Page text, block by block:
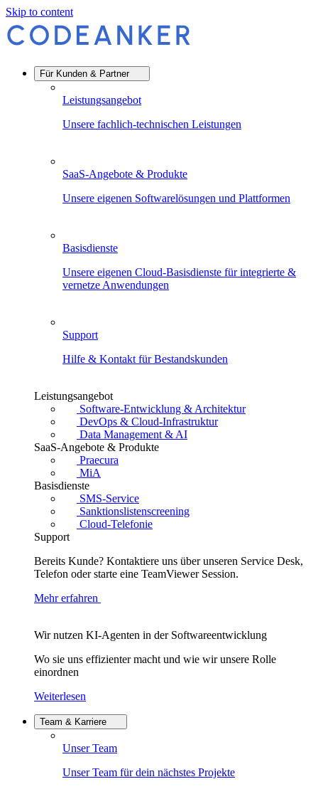
Skip to content
Für Kunden & Partner
Leistungsangebot
Unsere fachlich-technischen Leistungen
SaaS-Angebote & Produkte
Unsere eigenen Softwarelösungen und Plattformen
Basisdienste
Unsere eigenen Cloud-Basisdienste für integrierte &
vernetze Anwendungen
Support
Hilfe & Kontakt für Bestandskunden
Leistungsangebot
Software-Entwicklung & Architektur
DevOps & Cloud-Infrastruktur
Data Management & AI
SaaS-Angebote & Produkte
Praecura
MiA
Basisdienste
SMS-Service
Sanktionslistenscreening
Cloud-Telefonie
Support
Bereits Kunde? Kontaktiere uns über unseren Service Desk,
Telefon oder starte eine TeamViewer Session.
Mehr erfahren
Wir nutzen KI-Agenten in der Softwareentwicklung
Wo sie uns effizienter macht und wie wir unsere Rolle
einordnen
Weiterlesen
Team & Karriere
Unser Team
Unser Team für dein nächstes Projekte